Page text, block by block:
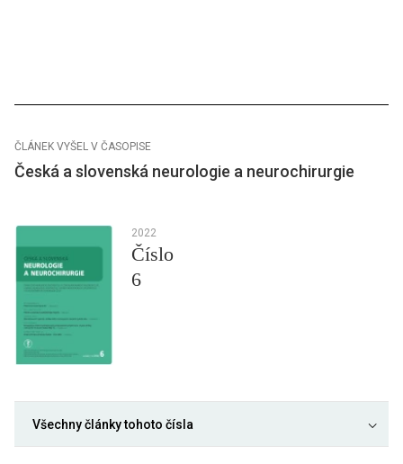
ČLÁNEK VYŠEL V ČASOPISE
Česká a slovenská neurologie a neurochirurgie
2022
Číslo
6
Všechny články tohoto čísla